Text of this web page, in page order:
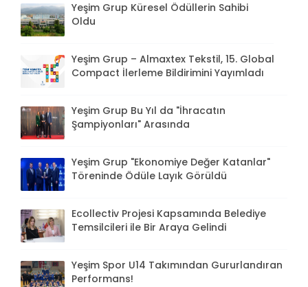
Yeşim Grup Küresel Ödüllerin Sahibi
Oldu
Yeşim Grup – Almaxtex Tekstil, 15. Global
Compact İlerleme Bildirimini Yayımladı
Yeşim Grup Bu Yıl da "İhracatın
Şampiyonları" Arasında
Yeşim Grup "Ekonomiye Değer Katanlar"
Töreninde Ödüle Layık Görüldü
Ecollectiv Projesi Kapsamında Belediye
Temsilcileri ile Bir Araya Gelindi
Yeşim Spor U14 Takımından Gururlandıran
Performans!